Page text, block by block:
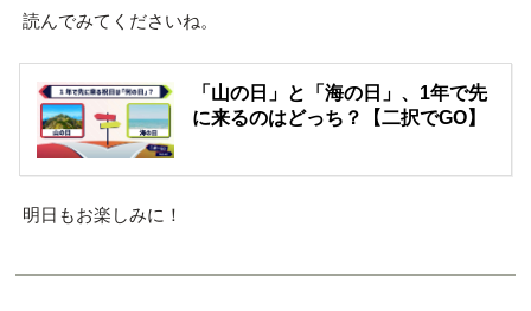
読んでみてくださいね。
「山の日」と「海の日」、1年で先
に来るのはどっち？【二択でGO】
明日もお楽しみに！